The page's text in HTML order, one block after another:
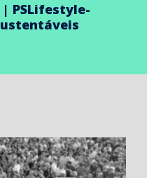
| PSLifestyle-